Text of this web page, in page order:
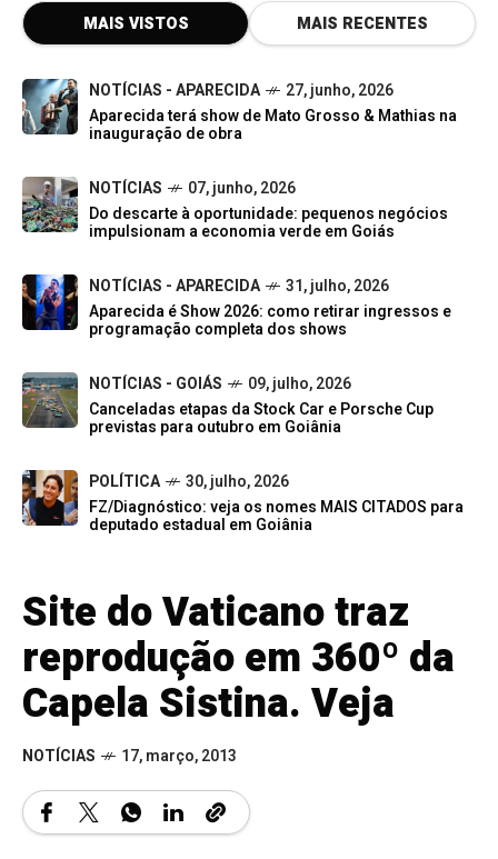
MAIS VISTOS MAIS RECENTES
NOTÍCIAS - APARECIDA
27, junho, 2026
Aparecida terá show de Mato Grosso & Mathias na
inauguração de obra
NOTÍCIAS
07, junho, 2026
Do descarte à oportunidade: pequenos negócios
impulsionam a economia verde em Goiás
NOTÍCIAS - APARECIDA
31, julho, 2026
Aparecida é Show 2026: como retirar ingressos e
programação completa dos shows
NOTÍCIAS - GOIÁS
09, julho, 2026
Canceladas etapas da Stock Car e Porsche Cup
previstas para outubro em Goiânia
POLÍTICA
30, julho, 2026
FZ/Diagnóstico: veja os nomes MAIS CITADOS para
deputado estadual em Goiânia
Site do Vaticano traz
reprodução em 360º da
Capela Sistina. Veja
NOTÍCIAS 17, março, 2013